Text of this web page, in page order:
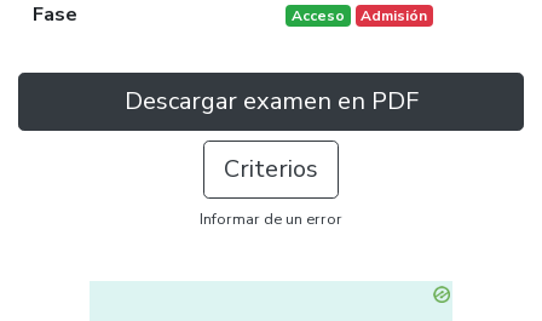
Fase Acceso Admisión
Descargar examen en PDF
Criterios
Informar de un error